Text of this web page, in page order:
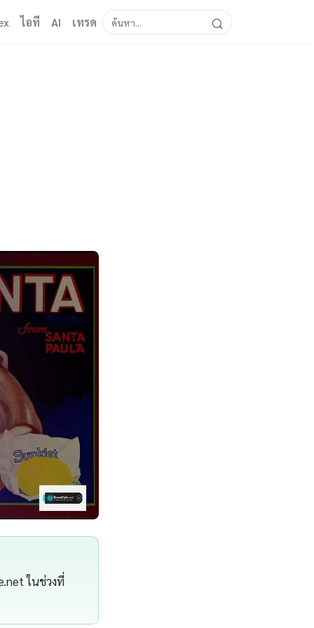
ไอที AI เทรด
ในช่วงที่